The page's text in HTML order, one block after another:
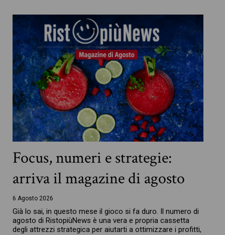
Focus, numeri e strategie:
arriva il magazine di agosto
6 Agosto 2026
Già lo sai, in questo mese il gioco si fa duro. Il numero di
agosto di RistopiùNews è una vera e propria cassetta
degli attrezzi strategica per aiutarti a ottimizzare i profitti,